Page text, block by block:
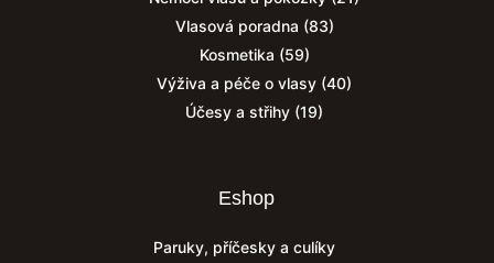
Vlasová poradna (83)
Kosmetika (59)
Výživa a péče o vlasy (40)
Účesy a střihy (19)
Eshop
Paruky, příčesky a culíky